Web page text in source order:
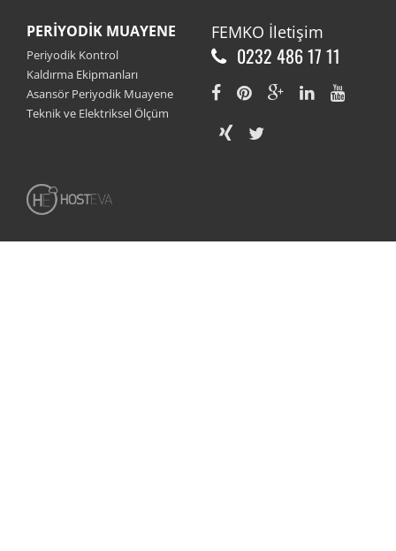
PERIYODIK MUAYENE
Periyodik Kontrol
Kaldırma Ekipmanları
Asansör Periyodik Muayene
Teknik ve Elektriksel Ölçüm
FEMKO İletişim
0232 486 17 11